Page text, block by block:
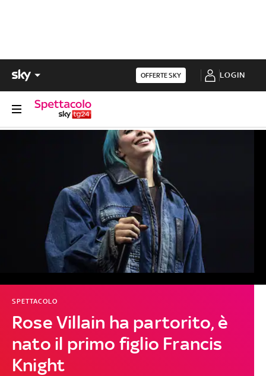
OFFERTE SKY LOGIN
Rose Villain ha partorito, è
nato il primo figlio Francis
Knight
SPETTACOLO